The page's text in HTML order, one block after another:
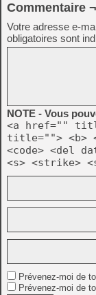
Commentaire ¬
Votre adresse e-
obligatoires sont
NOTE - Vous
<a href=""
title=""> <b>
<code> <del
<s> <strike>
Prévenez-moi de
Prévenez-moi de